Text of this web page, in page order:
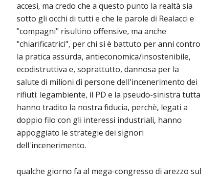
accesi, ma credo che a questo punto la realtà sia
sotto gli occhi di tutti e che le parole di Realacci e
"compagni" risultino offensive, ma anche
"chiarificatrici", per chi si è battuto per anni contro
la pratica assurda, antieconomica/insostenibile,
ecodistruttiva e, soprattutto, dannosa per la
salute di milioni di persone dell'incenerimento dei
rifiuti: legambiente, il PD e la pseudo-sinistra tutta
hanno tradito la nostra fiducia, perchè, legati a
doppio filo con gli interessi industriali, hanno
appoggiato le strategie dei signori
dell'incenerimento.
qualche giorno fa al mega-congresso di arezzo sul